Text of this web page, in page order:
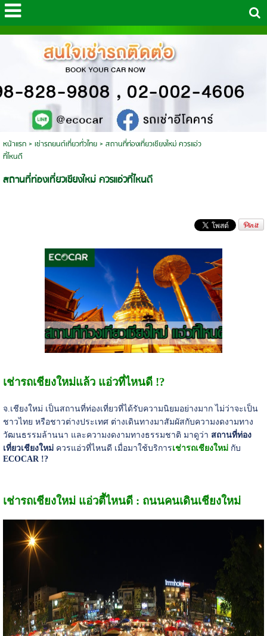
หน้าแรก> เช่ารถยนต์เที่ยวทั่วไทย> สถานที่ท่องเที่ยวเชียงใหม่ ควรแอ่ว
ที่ไหนดี
สถานที่ท่องเที่ยวเชียงใหม่ ควรแอ่วที่ไหนดี
เช่ารถเชียงใหม่แล้ว แอ่วที่ไหนดี !?
จ.เชียงใหม่ เป็นสถานที่ท่องเที่ยวที่ได้รับความนิยมอย่างมาก ไม่ว่าจะเป็น
ชาวไทย หรือชาวต่างประเทศ ต่างเดินทางมาสัมผัสกับความงดงามทาง
วัฒนธรรมล้านนา และความงดงามทางธรรมชาติ มาดูว่า สถานที่ท่อง
เที่ยวเชียงใหม่ควรแอ่วที่ไหนดี เมื่อมาใช้บริการเช่ารถเชียงใหม่กับ
ECOCAR !?
เช่ารถเชียงใหม่ แอ่วตี้ไหนดี : ถนนคนเดินเชียงใหม่